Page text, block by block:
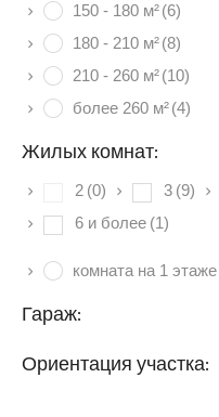
150 - 180 м²(6)
180 - 210 м²(8)
210 - 260 м²(10)
более 260 м²(4)
Жилых комнат:
2 (0) 3 (9)
6 и более (1)
комната на 1 этаже
Гараж:
Ориентация участка: